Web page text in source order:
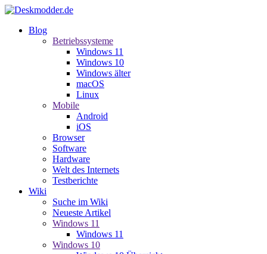
Blog
Betriebssysteme
Windows 11
Windows 10
Windows älter
macOS
Linux
Mobile
Android
iOS
Browser
Software
Hardware
Welt des Internets
Testberichte
Wiki
Suche im Wiki
Neueste Artikel
Windows 11
Windows 11
Windows 10